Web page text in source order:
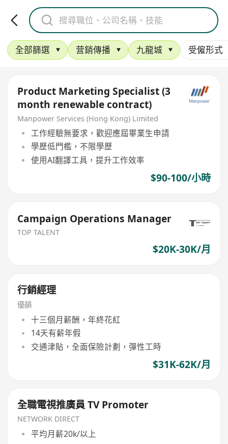
全部篩選 营銷傳播 九龍城 受僱形式
Product Marketing Specialist (3
month renewable contract)
Manpower Services (Hong Kong) Limited
工作經驗無要求，歡迎應屆畢業生申請
學歷低門檻，不限學歷
使用AI翻譯工具，提升工作效率
$90-100/小時
Campaign Operations Manager
TOP TALENT
$20K-30K/月
行銷經理
優韻
十三個月薪酬，年終花紅
14天有薪年假
交通津貼，全面保險計劃，彈性工時
$31K-62K/月
全職電視推廣員 TV Promoter
NETWORK DIRECT
平均月薪20k/以上